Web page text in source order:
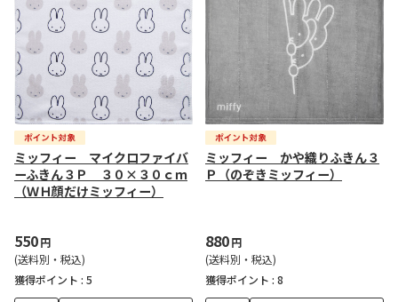
ミッフィー マイクロファイバ
ーふきん３Ｐ ３０×３０ｃｍ
（ＷＨ顔だけミッフィー）
550円
(送料別・税込)
獲得ポイント : 5
ミッフィー かや織りふきん３
Ｐ（のぞきミッフィー）
880円
(送料別・税込)
獲得ポイント : 8